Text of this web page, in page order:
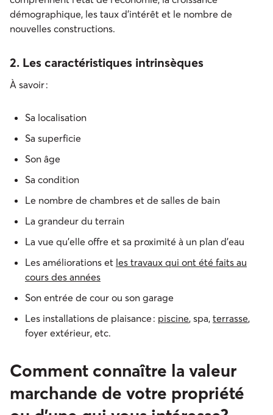
démographique, les taux d'intérêt et le nombre de
nouvelles constructions.
2. Les caractéristiques intrinsèques
À savoir :
Sa localisation
Sa superficie
Son âge
Sa condition
Le nombre de chambres et de salles de bain
La grandeur du terrain
La vue qu’elle offre et sa proximité à un plan d’eau
Les améliorations et les travaux qui ont été faits au
cours des années
Son entrée de cour ou son garage
Les installations de plaisance : piscine, spa, terrasse,
foyer extérieur, etc.
Comment connaître la valeur
marchande de votre propriété